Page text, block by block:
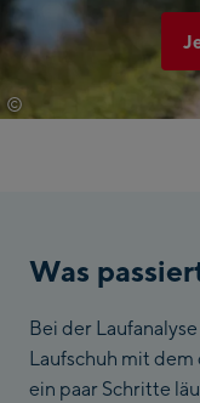
©
Was
Bei der
Laufschuh mit dem
ein paar Schritte